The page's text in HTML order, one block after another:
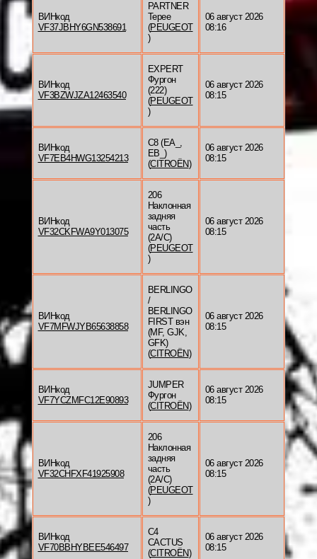
ВИНкод
VF37JBHY6GN538691
PARTNER
Tepee
(PEUGEOT
)
06 август 2026
08:16
ВИНкод
VF3BZWJZA12463540
EXPERT
Фургон
(222)
(PEUGEOT
)
06 август 2026
08:15
ВИНкод
VF7EB4HWG13254213
C8 (EA_,
EB_)
(CITROËN)
06 август 2026
08:15
ВИНкод
VF32CKFWA9Y013075
206
Наклонная
задняя
часть
(2A/C)
(PEUGEOT
)
06 август 2026
08:15
ВИНкод
VF7MFWJYB65638858
BERLINGO
/
BERLINGO
FIRST вэн
(MF, GJK,
GFK)
(CITROËN)
06 август 2026
08:15
ВИНкод
VF7YCZMFC12E90893
JUMPER
Фургон
(CITROËN)
06 август 2026
08:15
ВИНкод
VF32CHFXF41925908
206
Наклонная
задняя
часть
(2A/C)
(PEUGEOT
)
06 август 2026
08:15
ВИНкод
VF70BBHYBEE546497
C4
CACTUS
(CITROËN)
06 август 2026
08:15